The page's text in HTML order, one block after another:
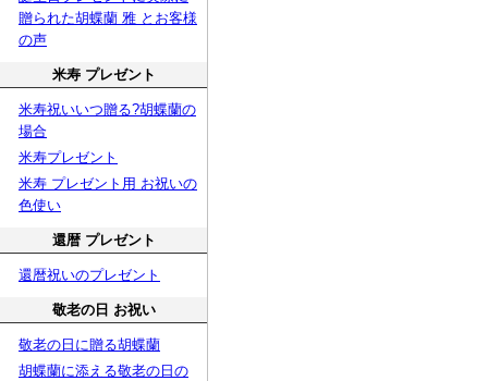
贈られた胡蝶蘭 雅 とお客様
の声
米寿 プレゼント
米寿祝いいつ贈る?胡蝶蘭の
場合
米寿プレゼント
米寿 プレゼント用 お祝いの
色使い
還暦 プレゼント
還暦祝いのプレゼント
敬老の日 お祝い
敬老の日に贈る胡蝶蘭
胡蝶蘭に添える敬老の日の